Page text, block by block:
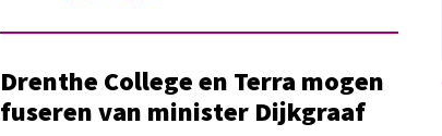
Drenthe College en Terra mogen
fuseren van minister Dijkgraaf